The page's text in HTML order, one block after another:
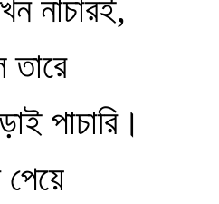
নাচারই,
তারে
পাচারি।